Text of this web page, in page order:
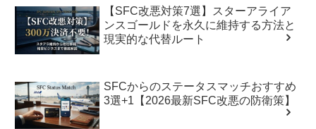
【SFC改悪対策7選】スターアライア
ンスゴールドを永久に維持する方法と
現実的な代替ルート
SFCからのステータスマッチおすすめ
3選+1【2026最新SFC改悪の防衛策】